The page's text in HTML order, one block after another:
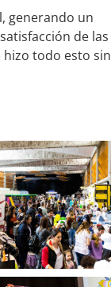
generando un
de las
hizo todo esto sin